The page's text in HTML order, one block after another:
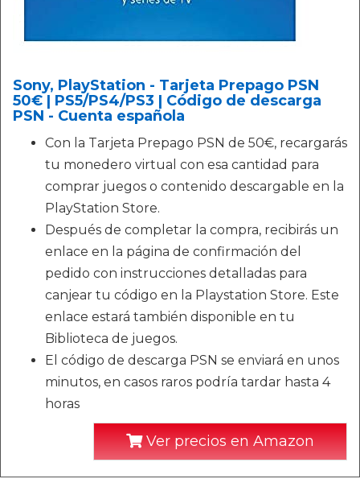
Sony, PlayStation - Tarjeta Prepago PSN
50€ | PS5/PS4/PS3 | Código de descarga
PSN - Cuenta española
Con la Tarjeta Prepago PSN de 50€, recargarás
tu monedero virtual con esa cantidad para
comprar juegos o contenido descargable en la
PlayStation Store.
Después de completar la compra, recibirás un
enlace en la página de confirmación del
pedido con instrucciones detalladas para
canjear tu código en la Playstation Store. Este
enlace estará también disponible en tu
Biblioteca de juegos.
El código de descarga PSN se enviará en unos
minutos, en casos raros podría tardar hasta 4
horas
Ver precios en Amazon